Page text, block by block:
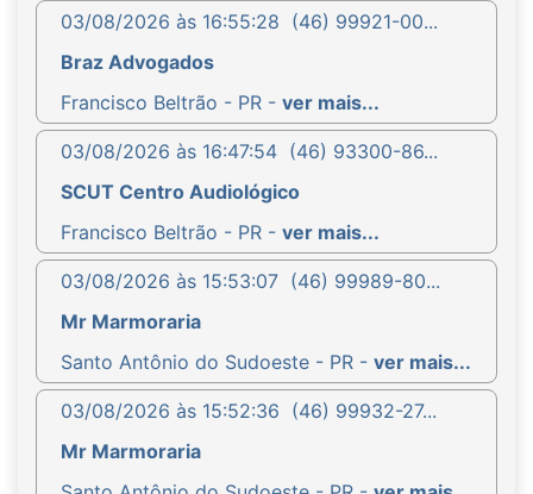
03/08/2026 às 16:55:28 (46) 99921-00...
Braz Advogados
Francisco Beltrão - PR - ver mais...
03/08/2026 às 16:47:54 (46) 93300-86...
SCUT Centro Audiológico
Francisco Beltrão - PR - ver mais...
03/08/2026 às 15:53:07 (46) 99989-80...
Mr Marmoraria
Santo Antônio do Sudoeste - PR - ver mais...
03/08/2026 às 15:52:36 (46) 99932-27...
Mr Marmoraria